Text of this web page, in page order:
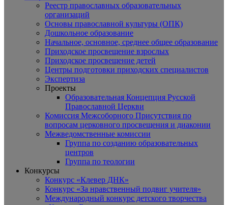
Реестр православных образовательных
организаций
Основы православной культуры (ОПК)
Дошкольное образование
Начальное, основное, среднее общее образование
Приходское просвещение взрослых
Приходское просвещение детей
Центры подготовки приходских специалистов
Экспертиза
Проекты
Образовательная Концепция Русской
Православной Церкви
Комиссия Межсоборного Присутствия по
вопросам церковного просвещения и диаконии
Межведомственные комиссии
Группа по созданию образовательных
центров
Группа по теологии
Конкурсы
Конкурс «Клевер ДНК»
Конкурс «За нравственный подвиг учителя»
Международный конкурс детского творчества